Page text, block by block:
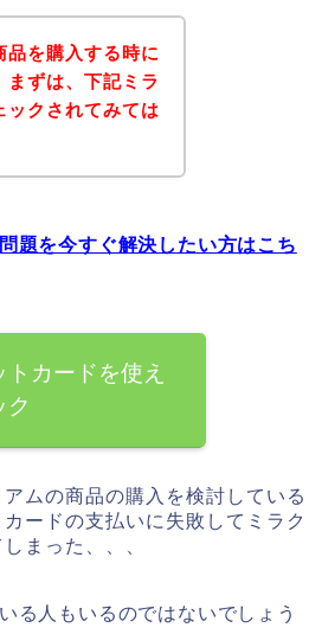
品を購入する時に
まずは、下記ミラ
ックされてみては
題を今すぐ解決したい方はこち
カードを使え
ク
ムの商品の購入を検討している
ードの支払いに失敗してミラク
まった、、、
る人もいるのではないでしょう